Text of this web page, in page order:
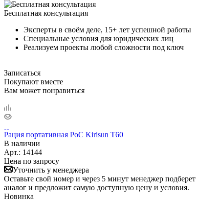
Бесплатная консультация
Эксперты в своём деле, 15+ лет успешной работы
Специальные условия для юридических лиц
Реализуем проекты любой сложности под ключ
Записаться
Покупают вместе
Вам может понравиться
Рация портативная PoC Kirisun T60
В наличии
Арт.: 14144
Цена по запросу
Уточнить у менеджера
Оставьте свой номер и через 5 минут менеджер подберет
аналог и предложит самую доступную цену и условия.
Новинка